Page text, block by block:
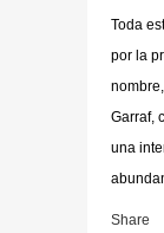
Toda
por la
Garraf,
una
Share